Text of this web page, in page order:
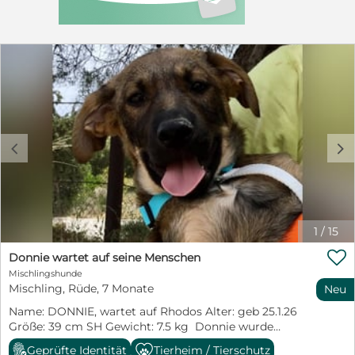
1 / 15
c d
Donnie wartet auf seine Menschen
Mischlingshunde
Mischling, Rüde, 7 Monate
Name: DONNIE, wartet auf Rhodos Alter: geb 25.1.26
Größe: 39 cm SH Gewicht: 7.5 kg Donnie wurde
gemeinsam mit seinen Geschwistern verlassen auf der

Neu
Geprüfte Identität Tierheim / Tierschutz